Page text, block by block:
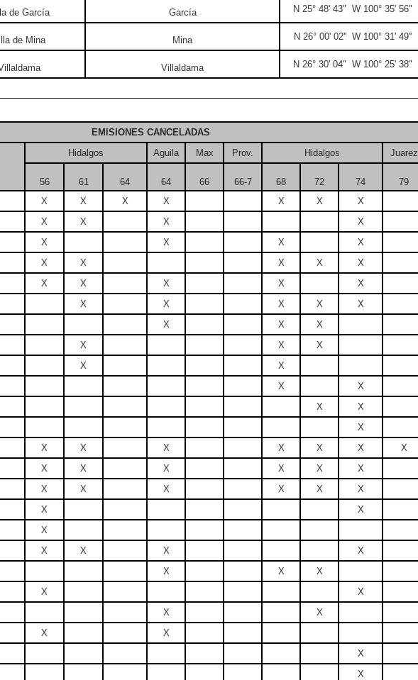
de García García N 25° 48' 43" W 100° 35' 56"
de Mina Mina N 26° 00' 02'' W 100° 31' 49''
Villaldama N 26° 30' 04" W 100° 25' 38"
EMISIONES CANCELADAS
Hidalgos Aguila Max Prov. Hidalgos Juarez
56 61 64 64 66 66-7 68 72 74
79
X X X X X X
X
X X X
X
X X X
X
X X X X
X
X X X X
X
X X X X
X
X X
X
X X
X
X
X
X
X
X
X
X
X X X X X X
X
X X X X X
X
X X X X X
X
X
X
X
X X X
X
X X
X
X
X
X
X
X
X
X
X